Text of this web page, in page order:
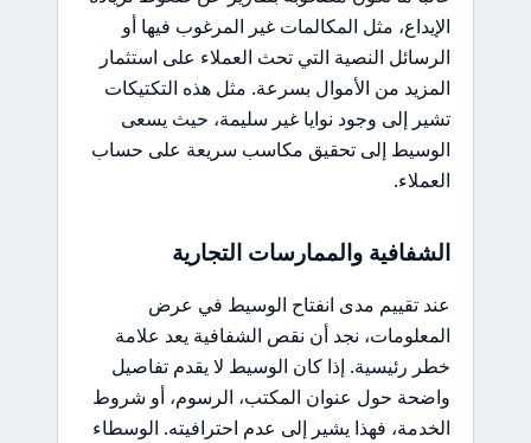
الإيداع، مثل المكالمات غير المرغوب فيها أو
الرسائل النصية التي تحث العملاء على استثمار
المزيد من الأموال بسرعة. مثل هذه التكتيكات
تشير إلى وجود نوايا غير سليمة، حيث يسعى
الوسيط إلى تحقيق مكاسب سريعة على حساب
العملاء.
الشفافية والممارسات التجارية
عند تقييم مدى انفتاح الوسيط في عرض
المعلومات، نجد أن نقص الشفافية يعد علامة
خطر رئيسية. إذا كان الوسيط لا يقدم تفاصيل
واضحة حول عنوان المكتب، الرسوم، أو شروط
الخدمة، فهذا يشير إلى عدم احترافيته. الوسطاء